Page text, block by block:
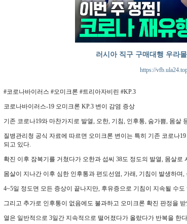
러시아 직구 구매대행 우라
https://
#코로나바이러스 #오미크론 #트리아자비린 #KP.3
코로나바이러스-19 오미크론 KP.3 변이 감염 증상
기존 코로나19와 마찬가지로 발열, 오한, 기침, 인후통, 숨가쁨, 몸살
질병관리청 공식 자료에 따르면 오미크론 변이는 특히 기존 코로나
되고 있다.
확진 이후 잠복기를 거쳤다가 오한과 섭씨 38도 정도의 발열, 몸살로
몸살이 지나간 이후 심한 인후통과 편도선염, 가래, 기침이 발생하며
4~5일 정도면 모든 증상이 끝나지만, 후유증으로 기침이 지속될 수도
그리고 추가로 인후통이 없음에도 불과하고 오미크론 확진 판정을
열은 일반적으로 3일간 지속적으로 떨어졌다가 올랐다가 반복을 한